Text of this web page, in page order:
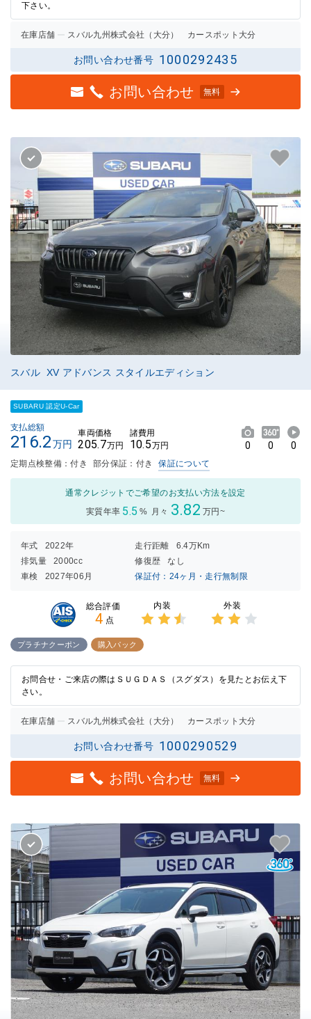
下さい。
在庫店舗 スバル九州株式会社（大分） カースポット大分
お問い合わせ番号 1000292435
お問い合わせ 無料
スバル XV アドバンス スタイルエディション
SUBARU 認定U-Car
支払総額
216.2万円
車両価格
205.7万円
諸費用
10.5万円 0 0 0
定期点検整備：付き 部分保証：付き 保証について
通常クレジットでご希望のお支払い方法を設定
実質年率 5.5 % 月々 3.82 万円~
年式 2022年 走行距離
6.4万Km
排気量
2000cc 修復歴
なし
車検
2027年06月 保証付：24ヶ月・走行無制限
総合評価
4 点
内装
2.5点
外装
プラチナクーポン 購入パック
お問合せ・ご来店の際はＳＵＧＤＡＳ（スグダス）を見たとお伝え下
さい。
在庫店舗 スバル九州株式会社（大分） カースポット大分
お問い合わせ番号 1000290529
お問い合わせ 無料